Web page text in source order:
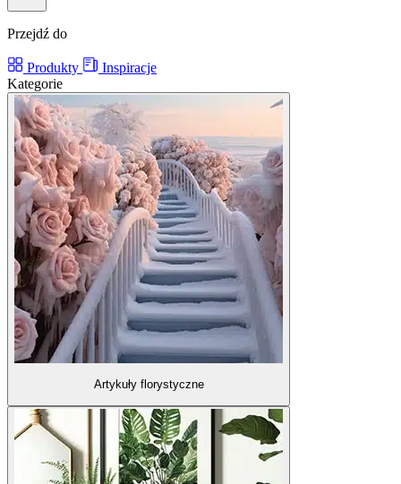
Przejdź do
Produkty
Inspiracje
Kategorie
Artykuły florystyczne